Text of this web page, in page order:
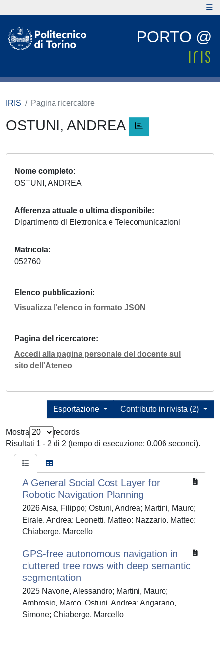
PORTO @
IRIS Pagina ricercatore
OSTUNI, ANDREA
Nome completo
OSTUNI, ANDREA
Afferenza attuale o ultima disponibile
Dipartimento di Elettronica e Telecomunicazioni
Matricola
052760
Elenco pubblicazioni
Visualizza l'elenco in formato JSON
Pagina del ricercatore
Accedi alla pagina personale del docente sul
sito dell'Ateneo
Contributo in rivista (2)
Esportazione
Mostra
records
Risultati 1 - 2 di 2 (tempo di esecuzione: 0.006 secondi).
A General Social Cost Layer for
Robotic Navigation Planning
2026 Aisa, Filippo; Ostuni, Andrea; Martini, Mauro;
Eirale, Andrea; Leonetti, Matteo; Nazzario, Matteo;
Chiaberge, Marcello
GPS-free autonomous navigation in
cluttered tree rows with deep semantic
segmentation
2025 Navone, Alessandro; Martini, Mauro;
Ambrosio, Marco; Ostuni, Andrea; Angarano,
Simone; Chiaberge, Marcello